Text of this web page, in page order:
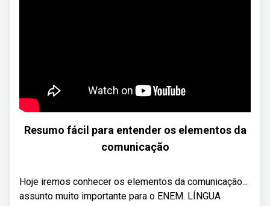
Resumo fácil para entender os elementos da
comunicação
Hoje iremos conhecer os elementos da comunicação...
assunto muito importante para o ENEM. LÍNGUA